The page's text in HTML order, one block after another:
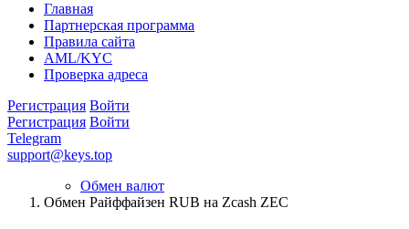
Главная
Партнерская программа
Правила сайта
AML/KYC
Проверка адреса
Регистрация Войти
Регистрация Войти
Telegram
support@keys.top
Обмен валют
Обмен Райффайзен RUB на Zcash ZEC